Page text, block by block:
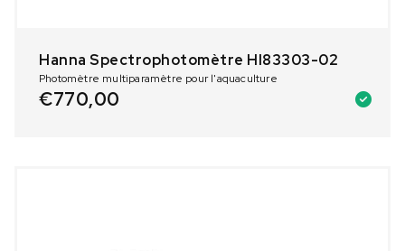
Hanna Spectrophotomètre HI83303-02
Photomètre multiparamètre pour l'aquaculture
€770,00